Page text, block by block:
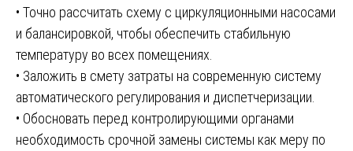
• Точно рассчитать схему с циркуляционными насосами
и балансировкой, чтобы обеспечить стабильную
температуру во всех помещениях.
• Заложить в смету затраты на современную систему
автоматического регулирования и диспетчеризации.
• Обосновать перед контролирующими органами
необходимость срочной замены системы как меру по